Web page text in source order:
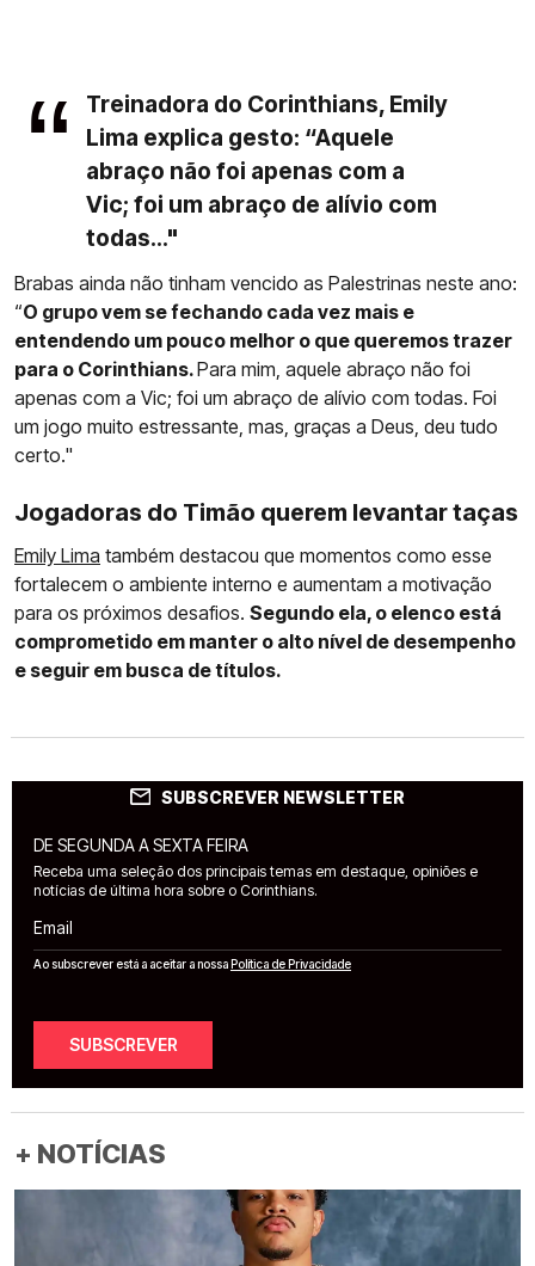
Treinadora do Corinthians, Emily
Lima explica gesto: “Aquele
abraço não foi apenas com a
Vic; foi um abraço de alívio com
todas..."
Brabas ainda não tinham vencido as Palestrinas neste ano:
“O grupo vem se fechando cada vez mais e
entendendo um pouco melhor o que queremos trazer
para o Corinthians.Para mim, aquele abraço não foi
apenas com a Vic; foi um abraço de alívio com todas. Foi
um jogo muito estressante, mas, graças a Deus, deu tudo
certo."
Jogadoras do Timão querem levantar taças
Emily Lima também destacou que momentos como esse
fortalecem o ambiente interno e aumentam a motivação
para os próximos desafios. Segundo ela, o elenco está
comprometido em manter o alto nível de desempenho
e seguir em busca de títulos.
SUBSCREVER NEWSLETTER
DE SEGUNDA A SEXTA FEIRA
Receba uma seleção dos principais temas em destaque, opiniões e
notícias de última hora sobre o Corinthians.
Email
Ao subscrever está a aceitar a nossaPolítica de Privacidade
SUBSCREVER
+ NOTÍCIAS